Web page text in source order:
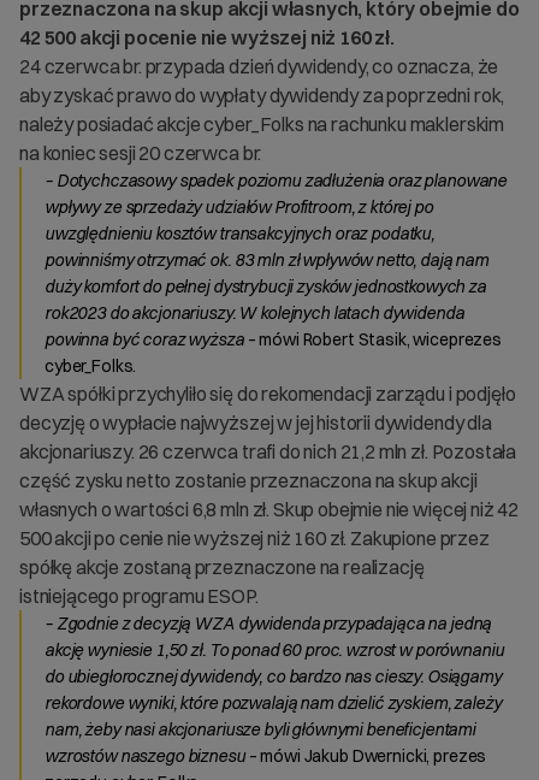
przeznaczona na skup akcji własnych, który obejmie do
42 500 akcji pocenie nie wyższej niż 160 zł.
24 czerwca br. przypada dzień dywidendy, co oznacza, że
aby zyskać prawo do wypłaty dywidendy za poprzedni rok,
należy posiadać akcje cyber_Folks na rachunku maklerskim
na koniec sesji 20 czerwca br.
– Dotychczasowy spadek poziomu zadłużenia oraz planowane
wpływy ze sprzedaży udziałów Profitroom, z której po
uwzględnieniu kosztów transakcyjnych oraz podatku,
powinniśmy otrzymać ok. 83 mln zł wpływów netto, dają nam
duży komfort do pełnej dystrybucji zysków jednostkowych za
rok2023 do akcjonariuszy. W kolejnych latach dywidenda
powinna być coraz wyższa – mówi Robert Stasik, wiceprezes
cyber_Folks.
WZA spółki przychyliło się do rekomendacji zarządu i podjęło
decyzję o wypłacie najwyższej w jej historii dywidendy dla
akcjonariuszy. 26 czerwca trafi do nich 21,2 mln zł. Pozostała
część zysku netto zostanie przeznaczona na skup akcji
własnych o wartości 6,8 mln zł. Skup obejmie nie więcej niż 42
500 akcji po cenie nie wyższej niż 160 zł. Zakupione przez
spółkę akcje zostaną przeznaczone na realizację
istniejącego programu ESOP.
– Zgodnie z decyzją WZA dywidenda przypadająca na jedną
akcję wyniesie 1,50 zł. To ponad 60 proc. wzrost w porównaniu
do ubiegłorocznej dywidendy, co bardzo nas cieszy. Osiągamy
rekordowe wyniki, które pozwalają nam dzielić zyskiem, zależy
nam, żeby nasi akcjonariusze byli głównymi beneficjentami
wzrostów naszego biznesu– mówi Jakub Dwernicki, prezes